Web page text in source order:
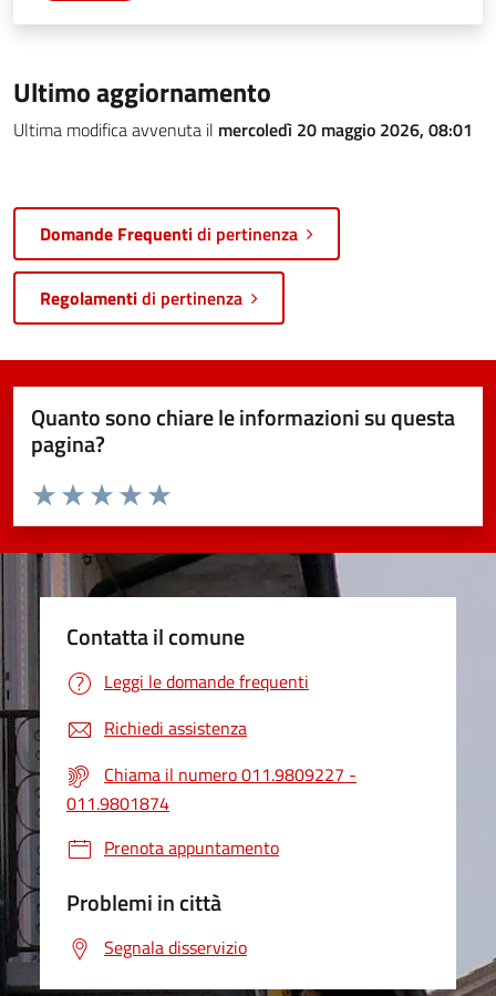
Ultimo aggiornamento
Ultima modifica avvenuta il mercoledì 20 maggio 2026, 08:01
Domande Frequentidi pertinenza
Regolamentidi pertinenza
Quanto sono chiare le informazioni su questa
pagina?
Valuta da 1 a 5 stelle la pagina
Valuta 5 stelle su 5
Valuta 4 stelle su 5
Valuta 3 stelle su 5
Valuta 2 stelle su 5
Valuta 1 stelle su 5
Contatta il comune
Leggi le domande frequenti
Richiedi assistenza
Chiama il numero 011.9809227 -
011.9801874
Prenota appuntamento
Problemi in città
Segnala disservizio